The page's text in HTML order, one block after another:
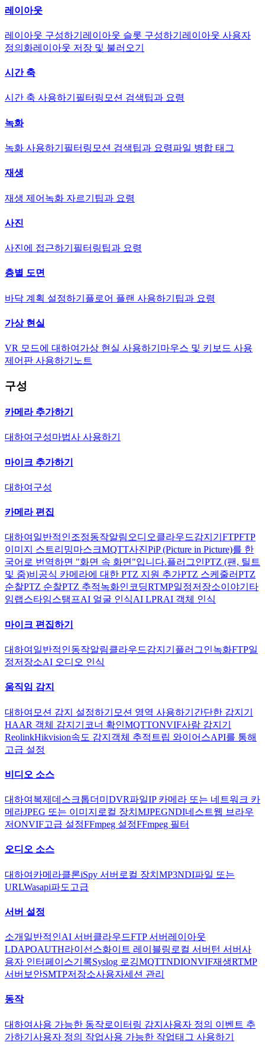
레이아웃
레이아웃 구성하기 레이아웃 슬롯 구성하기 레이아웃 사용자
정의화레이아웃 저장 및 불러오기
시간 축
시간 축 사용하기 필터링모션 검색팁과 요령
녹화
녹화 사용하기 필터링 모션 검색팁과 요령파일 병합 태그
재생
재생 제어 녹화 자르기 팁과 요령
사진
사진에 접근하기 필터링팁과 요령
층별 도면
바닥 계획 설정하기 플로어 플랜 사용하기 팁과 요령
가상 현실
VR 모드에 대하여 가상 현실 사용하기 마우스 및 키보드 사용
제어판 사용하기 노트
구성
카메라 추가하기
대하여 구성마법사 사용하기
마이크 추가하기
대하여 구성
카메라 편집
대하여 일반적인조정동작알림오디오클라우드감지기 FTPFTP
이미지 스트리밍마스크MQTT사진PiP (Picture in Picture)를 한
국어로 번역하면 "화면 속 화면"입니다.플러그인PTZ (팬, 틸트
및 줌)비공식 카메라에 대한 PTZ 지원 추가PTZ 스케줄러PTZ
순찰PTZ 순찰PTZ 추적녹화인코딩RTMP일정저장소이야기 타
임랩스타임스탬프AI 얼굴 인식AI LPRAI 객체 인식
마이크 편집하기
대하여 일반적인동작알림클라우드감지기 플러그인녹화FTP일
정저장소AI 오디오 인식
움직임 감지
대하여 모션 감지 설정하기 모션 영역 사용하기 간단한 감지기
HAAR 객체 감지기 코너 확인MQTTONVIF사람 감지기
ReolinkHikvision속도 감지 객체 추적 트립 와이어스API를 통해
고급 설정
비디오 소스
대하여 복제 데스크톱더미 DVR파일IP 카메라 또는 네트워크 카
메라JPEG 또는 이미지 로컬 장치 MJPEGNDI네스트웹 브라우
저ONVIF고급 설정FFmpeg 설정FFmpeg 필터
오디오 소스
대하여 카메라클론iSpy 서버 로컬 장치 MP3NDI파일 또는
URLWasapi파도 고급
서버 설정
소개 일반적인AI 서버 클라우드FTP 서버 레이아웃
LDAPOAUTH라이선스화이트 레이블링 로컬 서버 턴 서버사
용자 인터페이스기록Syslog 로깅MQTTNDIONVIF재생RTMP
서버 보안SMTP저장소사용자세션 관리
동작
대하여사용 가능한 동작로이터링 감지 사용자 정의 이벤트 추
가하기 사용자 정의 작업사용 가능한 작업태그 사용하기